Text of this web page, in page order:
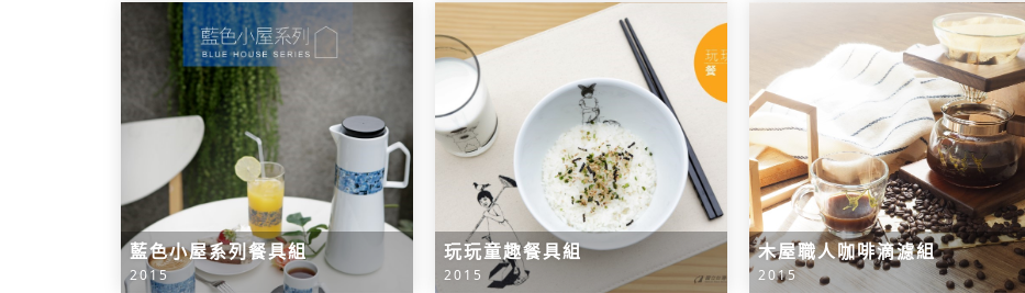
藍色小屋系列餐具組
2015
玩玩童趣餐具組
2015
木屋職人咖啡滴濾組
2015